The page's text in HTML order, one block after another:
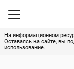
На информационном
Оставаясь на сайте, вы
использование.